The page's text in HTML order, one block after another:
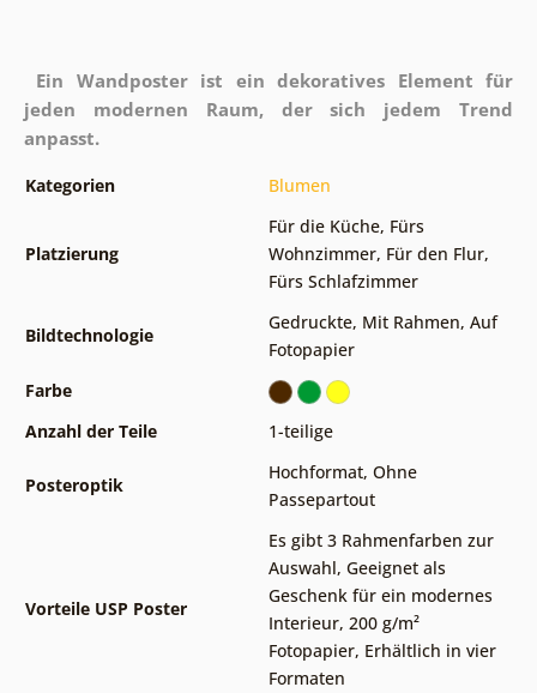
Ein Wandposter ist ein dekoratives Element für
jeden modernen Raum, der sich jedem Trend
anpasst.
Kategorien Blumen
Platzierung
Für die Küche, Fürs
Wohnzimmer, Für den Flur,
Fürs Schlafzimmer
Bildtechnologie
Gedruckte, Mit Rahmen, Auf
Fotopapier
Farbe
Anzahl der Teile
1-teilige
Posteroptik
Hochformat, Ohne
Passepartout
Vorteile USP Poster
Es gibt 3 Rahmenfarben zur
Auswahl, Geeignet als
Geschenk für ein modernes
Interieur, 200 g/m²
Fotopapier, Erhältlich in vier
Formaten